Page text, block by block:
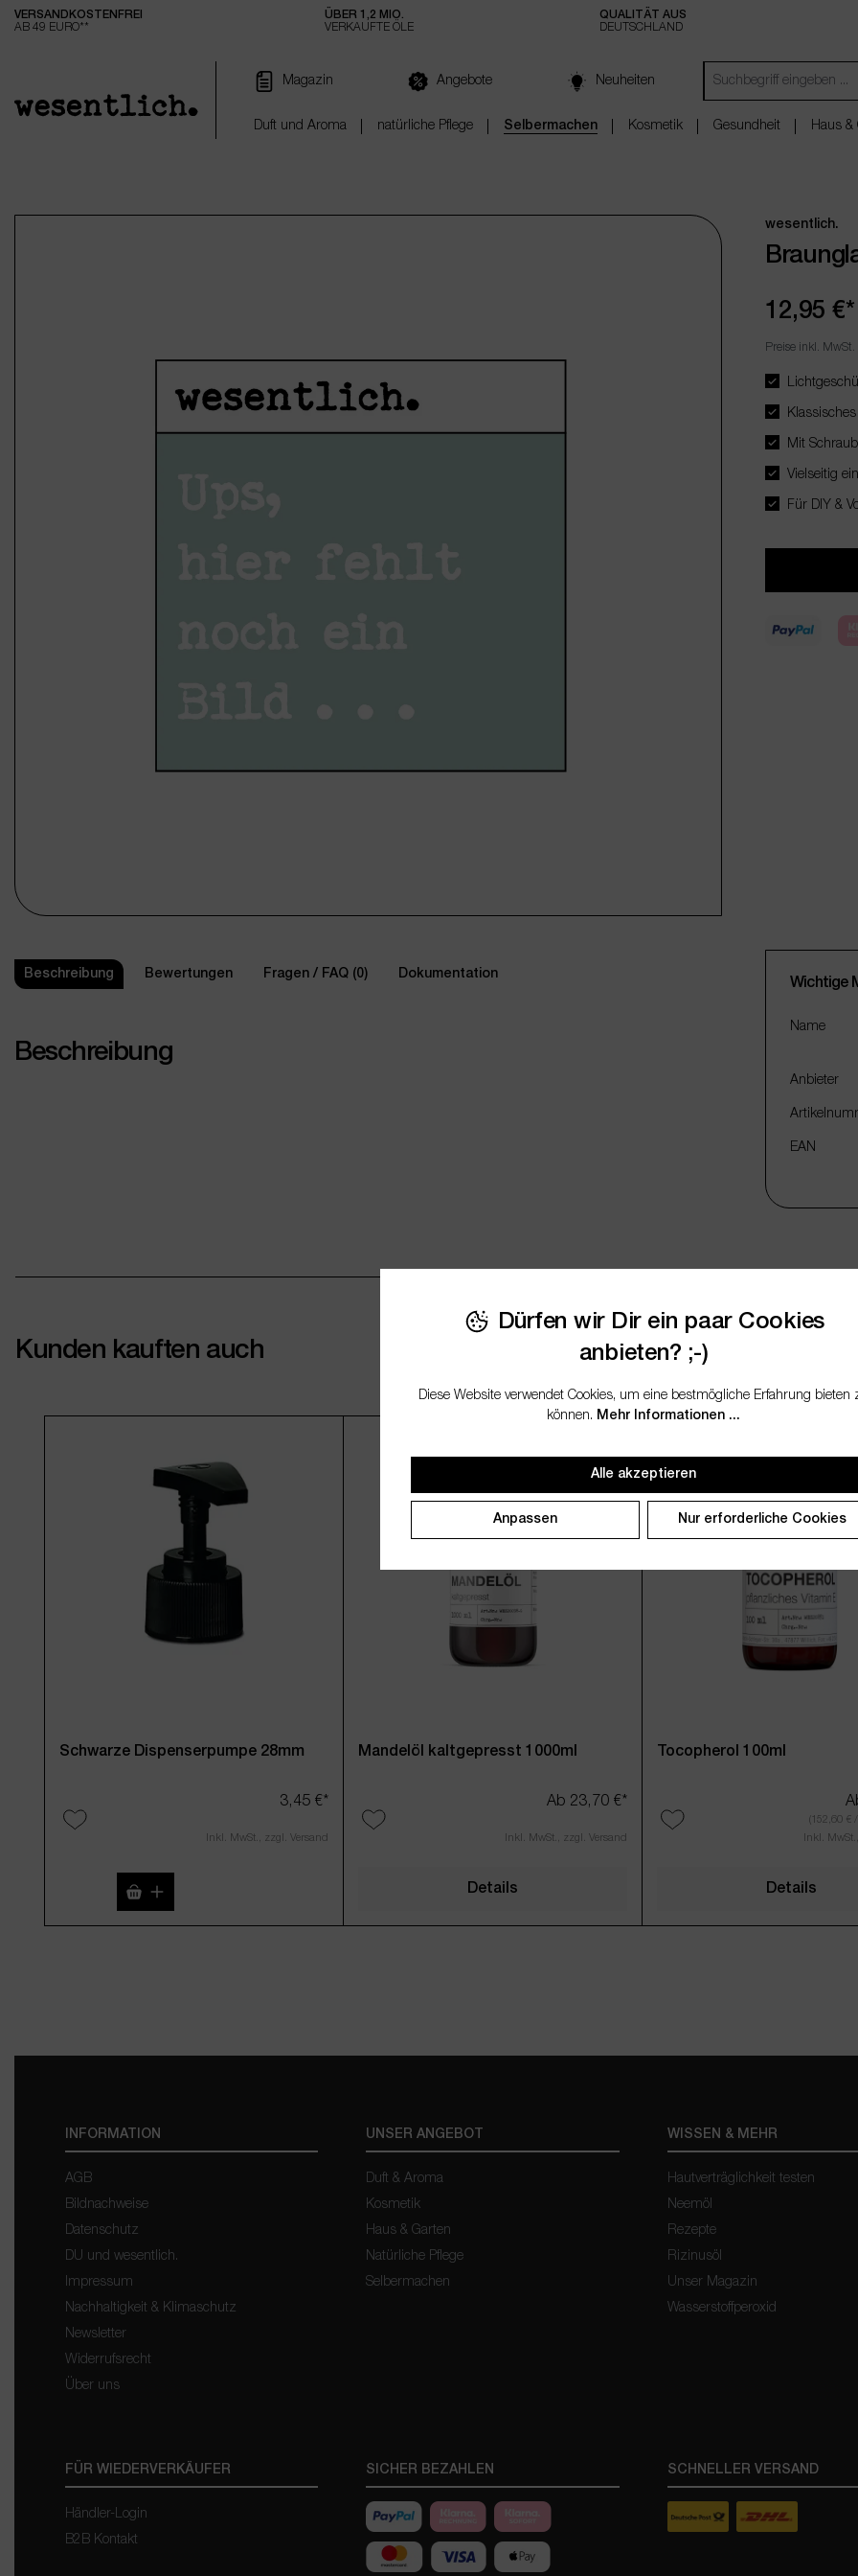
springen Zur Hauptnavigation springen
VERSANDKOSTENFREI
AB 49 EURO**
ÜBER 1,2 MIO.
VERKAUFTE ÖLE
QUALITÄT AUS
DEUTSCHLAND
Magazin Angebote Neuheiten
Duft und Aroma natürliche Pflege Selbermachen Kosmetik Gesundheit Haus &
wesentlich.
12,95 €*
Preise inkl.
Mit
Vielseitig
Für DIY &
Beschreibung Bewertungen Fragen / FAQ (0) Dokumentation
Beschreibung
Wichtige
Name
Anbieter
EAN
Kunden kauften auch
Schwarze Dispenserpumpe 28mm
3,45 €*
Inkl. MwSt., zzgl. Versand
Produkt Anzahl: Gib den gewünschten Wert ein oder benutze die Schaltflächen
Mandelöl kaltgepresst 1000ml
Ab 23,70 €*
Inkl. MwSt., zzgl. Versand
Details
Tocopherol 100ml
(152,60 €
Inkl.
Details
INFORMATION
AGB
Bildnachweise
Datenschutz
DU und wesentlich.
Impressum
Nachhaltigkeit & Klimaschutz
Newsletter
Widerrufsrecht
Über uns
UNSER ANGEBOT
Duft & Aroma
Kosmetik
Haus & Garten
Natürliche Pflege
Selbermachen
WISSEN & MEHR
Hautverträglichkeit testen
Neemöl
Rezepte
Rizinusöl
Unser Magazin
Wasserstoffperoxid
FÜR WIEDERVERKÄUFER
Händler-Login
B2B Kontakt
SICHER BEZAHLEN SCHNELLER VERSAND
Dürfen wir Dir ein paar Cookies
anbieten? ;-)
Diese Website verwendet Cookies, um eine bestmögliche Erfahrung bieten
können. Mehr Informationen ...
Alle akzeptieren
Anpassen Nur erforderliche Cookies